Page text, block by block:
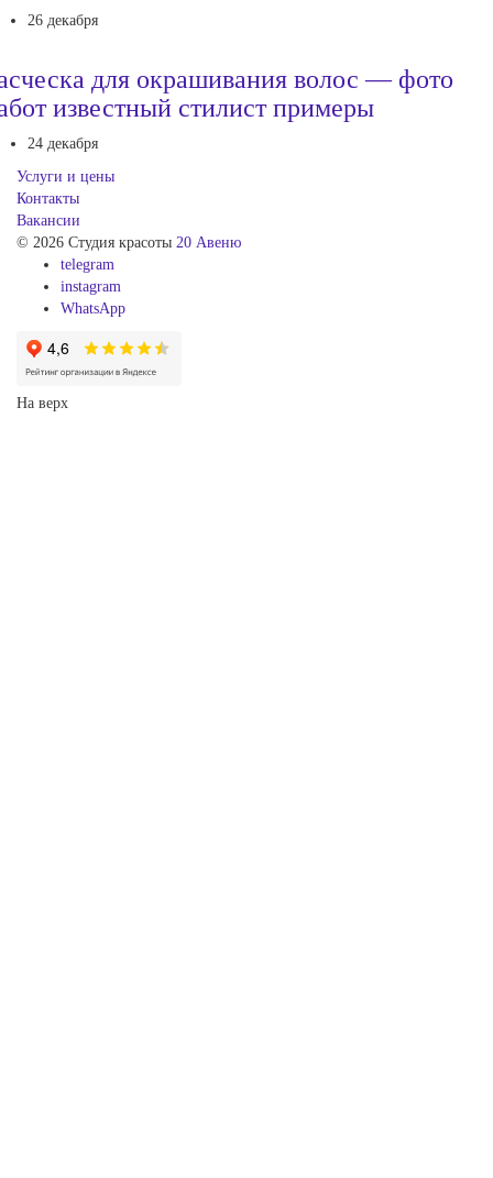
26 декабря
для окрашивания волос — фото
известный стилист примеры
24 декабря
Услуги и цены
Контакты
Вакансии
© 2026 Студия красоты 20 Авеню
telegram
instagram
WhatsApp
На верх